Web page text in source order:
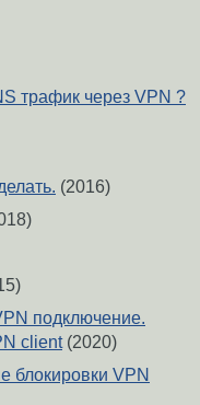
трафик через VPN ?
(2016)
подключение.
client(2020)
блокировки VPN